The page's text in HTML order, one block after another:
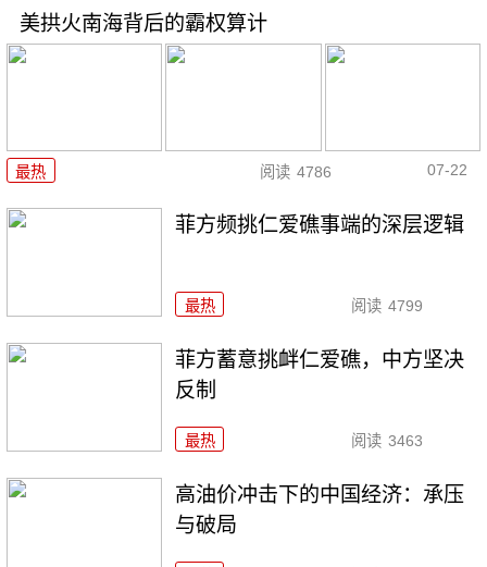
美拱火南海背后的霸权算计
最热 阅读 4786 07-22
菲方频挑仁爱礁事端的深层逻辑
最热 阅读 4799
菲方蓄意挑衅仁爱礁，中方坚决
反制
最热 阅读 3463
高油价冲击下的中国经济：承压
与破局